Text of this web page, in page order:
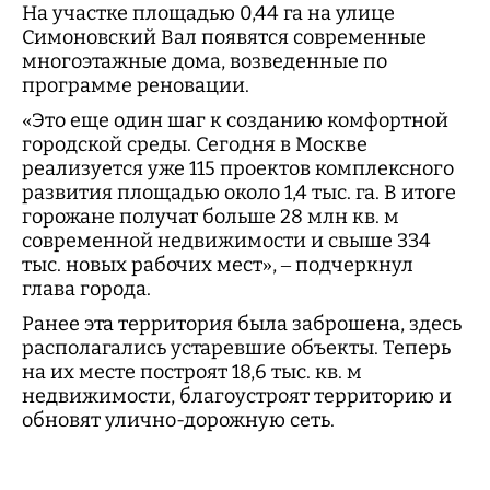
На участке площадью 0,44 га на улице
Симоновский Вал появятся современные
многоэтажные дома, возведенные по
программе реновации.
«Это еще один шаг к созданию комфортной
городской среды. Сегодня в Москве
реализуется уже 115 проектов комплексного
развития площадью около 1,4 тыс. га. В итоге
горожане получат больше 28 млн кв. м
современной недвижимости и свыше 334
тыс. новых рабочих мест», – подчеркнул
глава города.
Ранее эта территория была заброшена, здесь
располагались устаревшие объекты. Теперь
на их месте построят 18,6 тыс. кв. м
недвижимости, благоустроят территорию и
обновят улично-дорожную сеть.